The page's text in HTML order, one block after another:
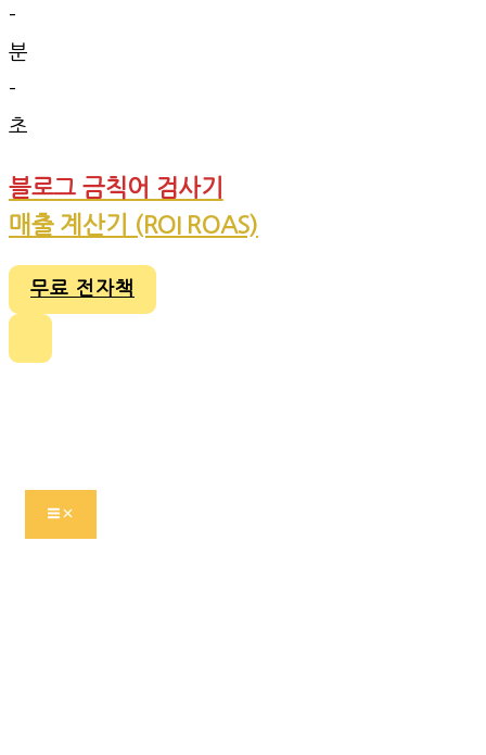
-
분
-
초
블로그 금칙어 검사기
매출 계산기 (ROI ROAS)
무료 전자책
로